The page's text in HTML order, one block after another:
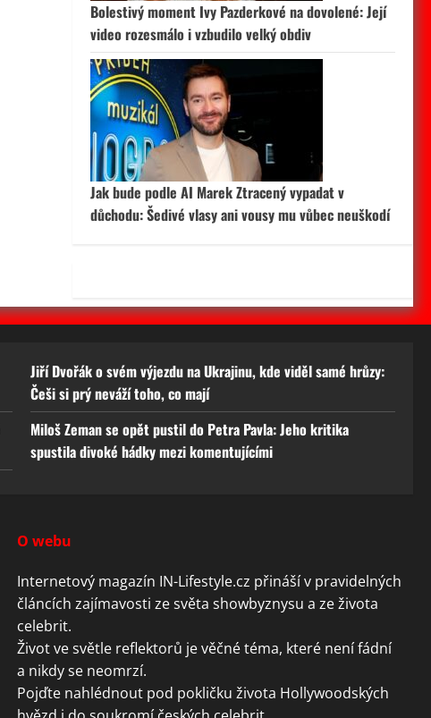
Bolestivý moment Ivy Pazderkové na dovolené: Její
video rozesmálo i vzbudilo velký obdiv
Jak bude podle AI Marek Ztracený vypadat v
důchodu: Šedivé vlasy ani vousy mu vůbec neuškodí
Jiří Dvořák o svém výjezdu na Ukrajinu, kde viděl samé hrůzy:
Češi si prý neváží toho, co mají
Miloš Zeman se opět pustil do Petra Pavla: Jeho kritika
spustila divoké hádky mezi komentujícími
O webu
Internetový magazín IN-Lifestyle.cz přináší v pravidelných
článcích zajímavosti ze světa showbyznysu a ze života
celebrit.
Život ve světle reflektorů je věčné téma, které není fádní
a nikdy se neomrzí.
Pojďte nahlédnout pod pokličku života Hollywoodských